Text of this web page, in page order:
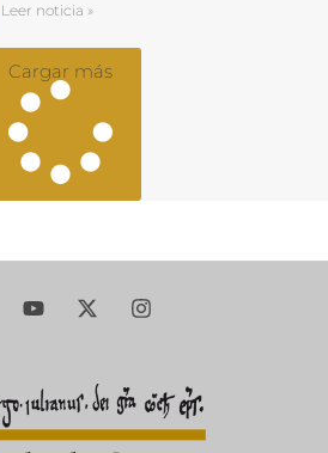
Leer noticia »
Cargar más